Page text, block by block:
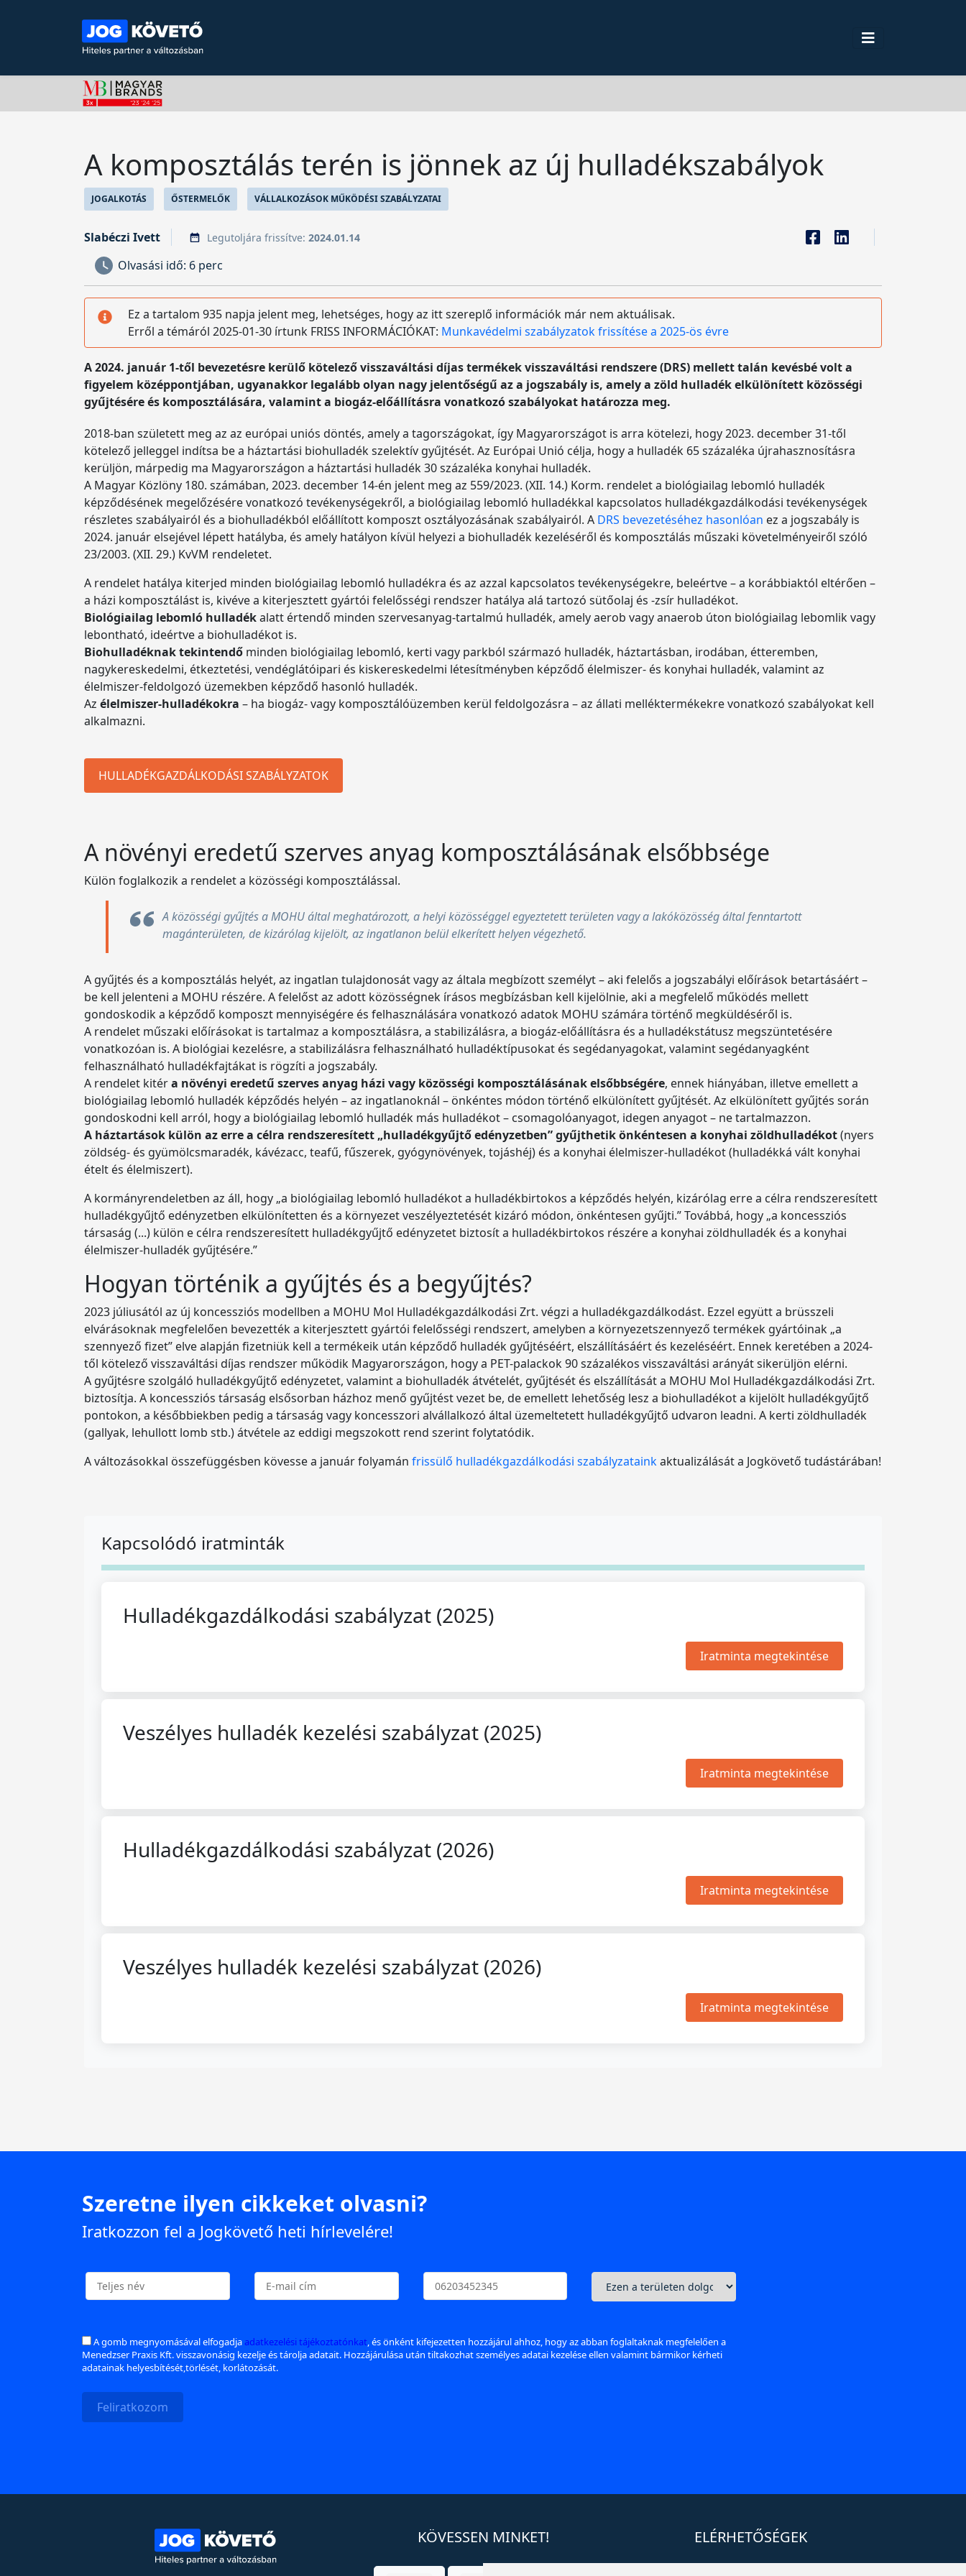
A komposztálás terén is jönnek az új hulladékszabályok
JOGALKOTÁS ŐSTERMELŐK VÁLLALKOZÁSOK MŰKÖDÉSI SZABÁLYZATAI
Slabéczi Ivett Legutoljára frissítve: 2024.01.14
Olvasási idő: 6 perc
Ez a tartalom 935 napja jelent meg, lehetséges, hogy az itt szereplő információk már nem aktuálisak.
Erről a témáról 2025-01-30 írtunk FRISS INFORMÁCIÓKAT: Munkavédelmi szabályzatok frissítése a 2025-ös évre
A 2024. január 1-től bevezetésre kerülő kötelező visszaváltási díjas termékek visszaváltási rendszere (DRS) mellett talán kevésbé volt a
figyelem középpontjában, ugyanakkor legalább olyan nagy jelentőségű az a jogszabály is, amely a zöld hulladék elkülönített közösségi
gyűjtésére és komposztálására, valamint a biogáz-előállításra vonatkozó szabályokat határozza meg.
2018-ban született meg az az európai uniós döntés, amely a tagországokat, így Magyarországot is arra kötelezi, hogy 2023. december 31-től
kötelező jelleggel indítsa be a háztartási biohulladék szelektív gyűjtését. Az Európai Unió célja, hogy a hulladék 65 százaléka újrahasznosításra
kerüljön, márpedig ma Magyarországon a háztartási hulladék 30 százaléka konyhai hulladék.
A Magyar Közlöny 180. számában, 2023. december 14-én jelent meg az 559/2023. (XII. 14.) Korm. rendelet a biológiailag lebomló hulladék
képződésének megelőzésére vonatkozó tevékenységekről, a biológiailag lebomló hulladékkal kapcsolatos hulladékgazdálkodási tevékenységek
részletes szabályairól és a biohulladékból előállított komposzt osztályozásának szabályairól. A DRS bevezetéséhez hasonlóan ez a jogszabály is
2024. január elsejével lépett hatályba, és amely hatályon kívül helyezi a biohulladék kezeléséről és komposztálás műszaki követelményeiről szóló
23/2003. (XII. 29.) KvVM rendeletet.
A rendelet hatálya kiterjed minden biológiailag lebomló hulladékra és az azzal kapcsolatos tevékenységekre, beleértve – a korábbiaktól eltérően –
a házi komposztálást is, kivéve a kiterjesztett gyártói felelősségi rendszer hatálya alá tartozó sütőolaj és -zsír hulladékot.
Biológiailag lebomló hulladékalatt értendő minden szervesanyag-tartalmú hulladék, amely aerob vagy anaerob úton biológiailag lebomlik vagy
lebontható, ideértve a biohulladékot is.
Biohulladéknak tekintendő minden biológiailag lebomló, kerti vagy parkból származó hulladék, háztartásban, irodában, étteremben,
nagykereskedelmi, étkeztetési, vendéglátóipari és kiskereskedelmi létesítményben képződő élelmiszer- és konyhai hulladék, valamint az
élelmiszer-feldolgozó üzemekben képződő hasonló hulladék.
Az élelmiszer-hulladékokra – ha biogáz- vagy komposztálóüzemben kerül feldolgozásra – az állati melléktermékekre vonatkozó szabályokat kell
alkalmazni.
HULLADÉKGAZDÁLKODÁSI SZABÁLYZATOK
A növényi eredetű szerves anyag komposztálásának elsőbbsége
Külön foglalkozik a rendelet a közösségi komposztálással.
A közösségi gyűjtés a MOHU által meghatározott, a helyi közösséggel egyeztetett területen vagy a lakóközösség által fenntartott
magánterületen, de kizárólag kijelölt, az ingatlanon belül elkerített helyen végezhető.
A gyűjtés és a komposztálás helyét, az ingatlan tulajdonosát vagy az általa megbízott személyt – aki felelős a jogszabályi előírások betartásáért –
be kell jelenteni a MOHU részére. A felelőst az adott közösségnek írásos megbízásban kell kijelölnie, aki a megfelelő működés mellett
gondoskodik a képződő komposzt mennyiségére és felhasználására vonatkozó adatok MOHU számára történő megküldéséről is.
A rendelet műszaki előírásokat is tartalmaz a komposztálásra, a stabilizálásra, a biogáz-előállításra és a hulladékstátusz megszüntetésére
vonatkozóan is. A biológiai kezelésre, a stabilizálásra felhasználható hulladéktípusokat és segédanyagokat, valamint segédanyagként
felhasználható hulladékfajtákat is rögzíti a jogszabály.
A rendelet kitéra növényi eredetű szerves anyag házi vagy közösségi komposztálásának elsőbbségére, ennek hiányában, illetve emellett a
biológiailag lebomló hulladék képződés helyén – az ingatlanoknál – önkéntes módon történő elkülönített gyűjtését. Az elkülönített gyűjtés során
gondoskodni kell arról, hogy a biológiailag lebomló hulladék más hulladékot – csomagolóanyagot, idegen anyagot – ne tartalmazzon.
A háztartások külön az erre a célra rendszeresített „hulladékgyűjtő edényzetben” gyűjthetik önkéntesen a konyhai zöldhulladékot(nyers
zöldség- és gyümölcsmaradék, kávézacc, teafű, fűszerek, gyógynövények, tojáshéj) és a konyhai élelmiszer-hulladékot (hulladékká vált konyhai
ételt és élelmiszert).
A kormányrendeletben az áll, hogy „a biológiailag lebomló hulladékot a hulladékbirtokos a képződés helyén, kizárólag erre a célra rendszeresített
hulladékgyűjtő edényzetben elkülönítetten és a környezet veszélyeztetését kizáró módon, önkéntesen gyűjti.” Továbbá, hogy „a koncessziós
társaság (...) külön e célra rendszeresített hulladékgyűjtő edényzetet biztosít a hulladékbirtokos részére a konyhai zöldhulladék és a konyhai
élelmiszer-hulladék gyűjtésére.”
Hogyan történik a gyűjtés és a begyűjtés?
2023 júliusától az új koncessziós modellben a MOHU Mol Hulladékgazdálkodási Zrt. végzi a hulladékgazdálkodást. Ezzel együtt a brüsszeli
elvárásoknak megfelelően bevezették a kiterjesztett gyártói felelősségi rendszert, amelyben a környezetszennyező termékek gyártóinak „a
szennyező fizet” elve alapján fizetniük kell a termékeik után képződő hulladék gyűjtéséért, elszállításáért és kezeléséért. Ennek keretében a 2024-
től kötelező visszaváltási díjas rendszer működik Magyarországon, hogy a PET-palackok 90 százalékos visszaváltási arányát sikerüljön elérni.
A gyűjtésre szolgáló hulladékgyűjtő edényzetet, valamint a biohulladék átvételét, gyűjtését és elszállítását a MOHU Mol Hulladékgazdálkodási Zrt.
biztosítja. A koncessziós társaság elsősorban házhoz menő gyűjtést vezet be, de emellett lehetőség lesz a biohulladékot a kijelölt hulladékgyűjtő
pontokon, a későbbiekben pedig a társaság vagy koncesszori alvállalkozó által üzemeltetett hulladékgyűjtő udvaron leadni. A kerti zöldhulladék
(gallyak, lehullott lomb stb.) átvétele az eddigi megszokott rend szerint folytatódik.
A változásokkal összefüggésben kövesse a január folyamán frissülő hulladékgazdálkodási szabályzatainkaktualizálását a Jogkövető tudástárában!
Kapcsolódó iratminták
Hulladékgazdálkodási szabályzat (2025)
Iratminta megtekintése
Veszélyes hulladék kezelési szabályzat (2025)
Iratminta megtekintése
Hulladékgazdálkodási szabályzat (2026)
Iratminta megtekintése
Veszélyes hulladék kezelési szabályzat (2026)
Iratminta megtekintése
Szeretne ilyen cikkeket olvasni?
Iratkozzon fel a Jogkövető heti hírlevelére!
A gomb megnyomásával elfogadjaadatkezelési tájékoztatónkat, és önként kifejezetten hozzájárul ahhoz, hogy az abban foglaltaknak megfelelően a
Menedzser Praxis Kft. visszavonásig kezelje és tárolja adatait. Hozzájárulása után tiltakozhat személyes adatai kezelése ellen valamint bármikor kérheti
adatainak helyesbítését,törlését, korlátozását.
Feliratkozom
KÖVESSEN MINKET! ELÉRHETŐSÉGEK